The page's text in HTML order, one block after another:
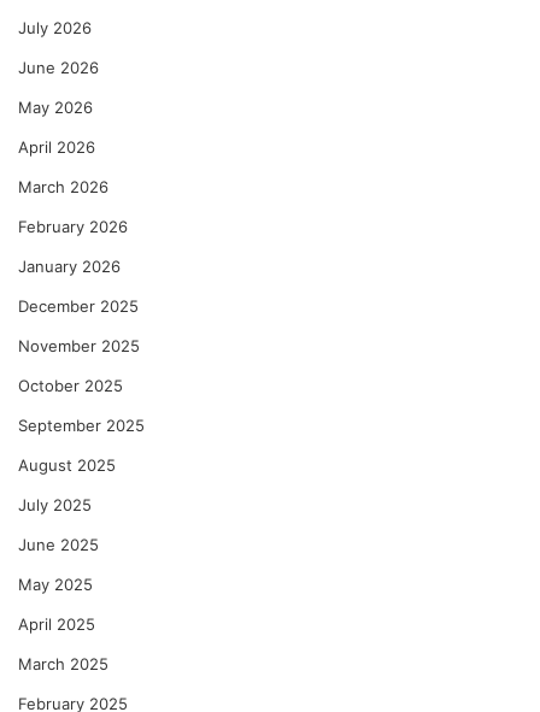
July 2026
June 2026
May 2026
April 2026
March 2026
February 2026
January 2026
December 2025
November 2025
October 2025
September 2025
August 2025
July 2025
June 2025
May 2025
April 2025
March 2025
February 2025